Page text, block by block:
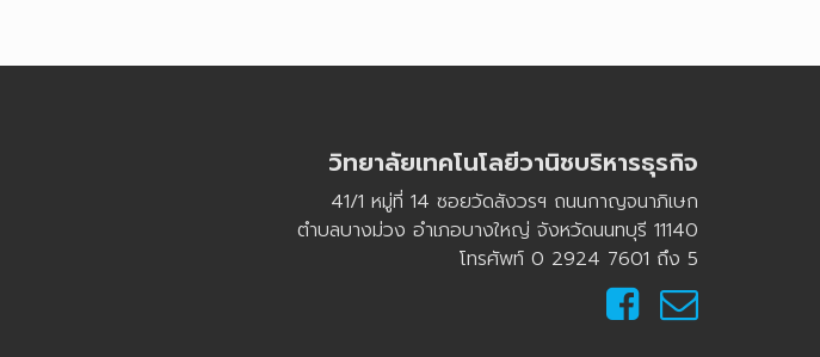
วิทยาลัยเทคโนโลยีวานิชบริหารธุรกิจ
41/1 หมู่ที่ 14 ซอยวัดสังวรฯ ถนนกาญจนาภิเษก
ตำบลบางม่วง อำเภอบางใหญ่ จังหวัดนนทบุรี 11140
โทรศัพท์ 0 2924 7601 ถึง 5